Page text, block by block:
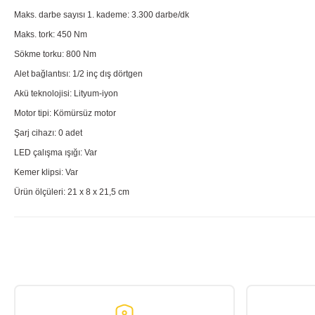
Maks. darbe sayısı 1. kademe: 3.300 darbe/dk
Maks. tork: 450 Nm
Sökme torku: 800 Nm
Alet bağlantısı: 1/2 inç dış dörtgen
Akü teknolojisi: Lityum-iyon
Motor tipi: Kömürsüz motor
Şarj cihazı: 0 adet
LED çalışma ışığı: Var
Kemer klipsi: Var
Ürün ölçüleri: 21 x 8 x 21,5 cm
Ürün açıklamasında eksik bilgiler bulunuyor.